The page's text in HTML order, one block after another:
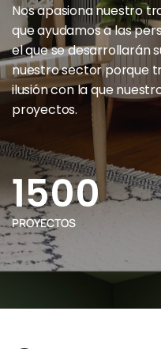
Nos apasiona nuestro
que ayudamos a las
el que se desarrollarán
nuestro sector porque
ilusión con la que
proyectos.
1500
PROYECTOS